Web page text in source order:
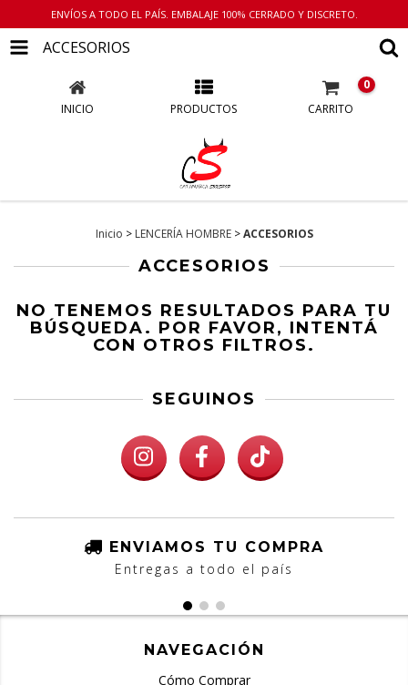
ENVÍOS A TODO EL PAÍS. EMBALAJE 100% CERRADO Y DISCRETO.
ACCESORIOS
INICIO PRODUCTOS CARRITO
0
Inicio > LENCERÍA HOMBRE > ACCESORIOS
ACCESORIOS
NO TENEMOS RESULTADOS PARA TU
BÚSQUEDA. POR FAVOR, INTENTÁ
CON OTROS FILTROS.
SEGUINOS
ENVIAMOS TU COMPRA
Entregas a todo el país
NAVEGACIÓN
Cómo Comprar